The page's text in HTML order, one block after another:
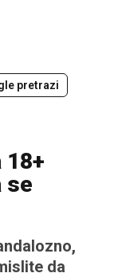
pretrazi
se
da